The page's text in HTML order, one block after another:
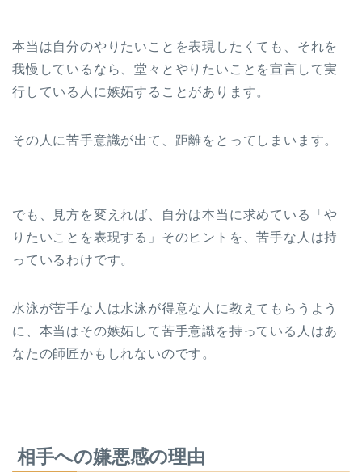
本当は自分のやりたいことを表現したくても、それを
我慢しているなら、堂々とやりたいことを宣言して実
行している人に嫉妬することがあります。
その人に苦手意識が出て、距離をとってしまいます。
でも、見方を変えれば、自分は本当に求めている「や
りたいことを表現する」そのヒントを、苦手な人は持
っているわけです。
水泳が苦手な人は水泳が得意な人に教えてもらうよう
に、本当はその嫉妬して苦手意識を持っている人はあ
なたの師匠かもしれないのです。
相手への嫌悪感の理由